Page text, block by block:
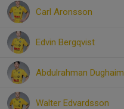
Carl Aronsson
Edvin Bergqvist
Abdulrahman Dughaim
Walter Edvardsson